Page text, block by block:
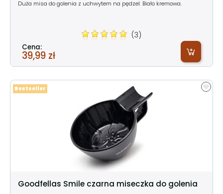
Duża misa do golenia z uchwytem na pędzel. Biało kremowa.
(3)
Cena:
39,99 zł
Goodfellas Smile czarna miseczka do golenia
Bestseller